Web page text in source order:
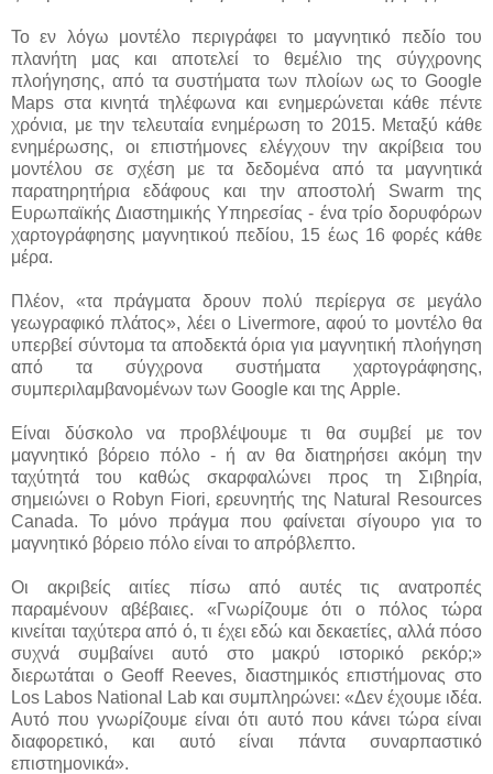
Το εν λόγω μοντέλο περιγράφει το μαγνητικό πεδίο του
πλανήτη μας και αποτελεί το θεμέλιο της σύγχρονης
πλοήγησης, από τα συστήματα των πλοίων ως το Google
Maps στα κινητά τηλέφωνα και ενημερώνεται κάθε πέντε
χρόνια, με την τελευταία ενημέρωση το 2015. Μεταξύ κάθε
ενημέρωσης, οι επιστήμονες ελέγχουν την ακρίβεια του
μοντέλου σε σχέση με τα δεδομένα από τα μαγνητικά
παρατηρητήρια εδάφους και την αποστολή Swarm της
Ευρωπαϊκής Διαστημικής Υπηρεσίας - ένα τρίο δορυφόρων
χαρτογράφησης μαγνητικού πεδίου, 15 έως 16 φορές κάθε
μέρα.
Πλέον, «τα πράγματα δρουν πολύ περίεργα σε μεγάλο
γεωγραφικό πλάτος», λέει ο Livermore, αφού το μοντέλο θα
υπερβεί σύντομα τα αποδεκτά όρια για μαγνητική πλοήγηση
από τα σύγχρονα συστήματα χαρτογράφησης,
συμπεριλαμβανομένων των Google και της Apple.
Είναι δύσκολο να προβλέψουμε τι θα συμβεί με τον
μαγνητικό βόρειο πόλο - ή αν θα διατηρήσει ακόμη την
ταχύτητά του καθώς σκαρφαλώνει προς τη Σιβηρία,
σημειώνει ο Robyn Fiori, ερευνητής της Natural Resources
Canada. Το μόνο πράγμα που φαίνεται σίγουρο για το
μαγνητικό βόρειο πόλο είναι το απρόβλεπτο.
Οι ακριβείς αιτίες πίσω από αυτές τις ανατροπές
παραμένουν αβέβαιες. «Γνωρίζουμε ότι ο πόλος τώρα
κινείται ταχύτερα από ό, τι έχει εδώ και δεκαετίες, αλλά πόσο
συχνά συμβαίνει αυτό στο μακρύ ιστορικό ρεκόρ;»
διερωτάται ο Geoff Reeves, διαστημικός επιστήμονας στο
Los Labos National Lab και συμπληρώνει: «Δεν έχουμε ιδέα.
Αυτό που γνωρίζουμε είναι ότι αυτό που κάνει τώρα είναι
διαφορετικό, και αυτό είναι πάντα συναρπαστικό
επιστημονικά».